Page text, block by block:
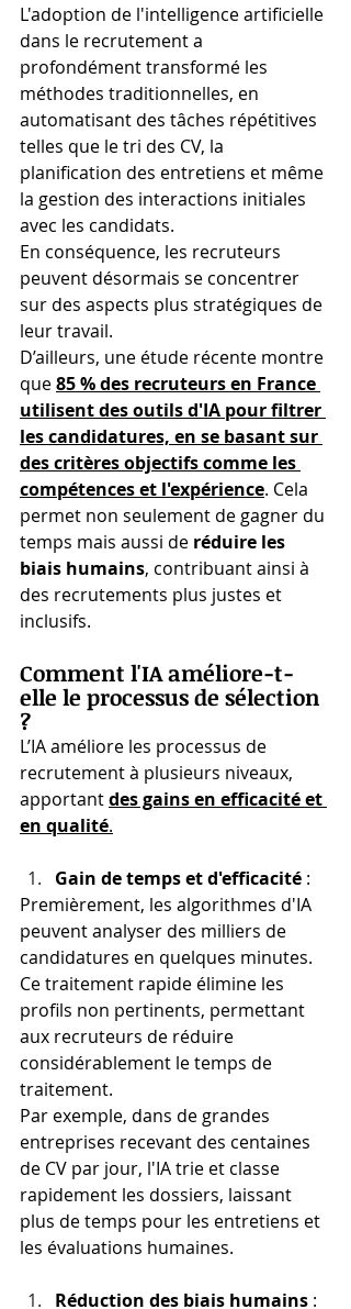
L'adoption de l'intelligence artificielle
dans le recrutement a
profondément transformé les
méthodes traditionnelles, en
automatisant des tâches répétitives
telles que le tri des CV, la
planification des entretiens et même
la gestion des interactions initiales
avec les candidats.
En conséquence, les recruteurs
peuvent désormais se concentrer
sur des aspects plus stratégiques de
leur travail.
D’ailleurs, une étude récente montre
que85 % des recruteurs en France
utilisent des outils d'IA pour filtrer
les candidatures, en se basant sur
des critères objectifs comme les
compétences et l'expérience​. Cela
permet non seulement de gagner du
temps mais aussi de réduire les
biais humains, contribuant ainsi à
des recrutements plus justes et
inclusifs.
Comment l'IA améliore-t-
elle le processus de sélection
?
L’IA améliore les processus de
recrutement à plusieurs niveaux,
apportant des gains en efficacité et
en qualité.
Gain de temps et d'efficacité :
Premièrement, les algorithmes d'IA
peuvent analyser des milliers de
candidatures en quelques minutes.
Ce traitement rapide élimine les
profils non pertinents, permettant
aux recruteurs de réduire
considérablement le temps de
traitement.
Par exemple, dans de grandes
entreprises recevant des centaines
de CV par jour, l'IA trie et classe
rapidement les dossiers, laissant
plus de temps pour les entretiens et
les évaluations humaines​.
Réduction des biais humains :